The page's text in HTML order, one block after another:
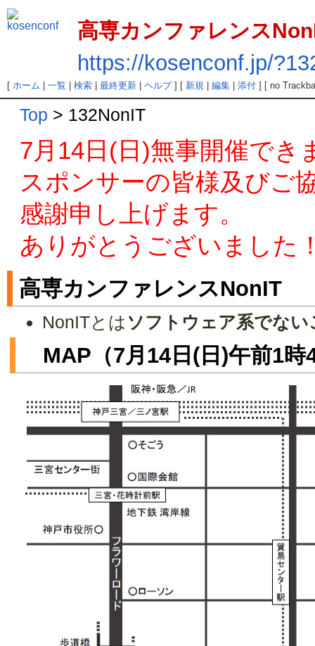
高専カンファレンス
https://kosenconf.jp/
[ ホーム 一覧 検索| 最終更新| ヘルプ] [ 新規| 編集| 添付] [ no
Top > 132NonIT
7月14日(日)無事開催でき
スポンサーの皆様及びご
感謝申し上げます。
ありがとうございました
高専カンファレンスNonIT
NonITとは ソフトウェア系でない
MAP（7月14日(日)午前1時